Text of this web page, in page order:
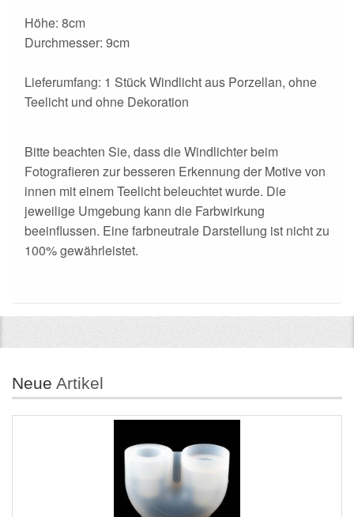
Höhe: 8cm
Durchmesser: 9cm
Lieferumfang: 1 Stück Windlicht aus Porzellan, ohne
Teelicht und ohne Dekoration
Bitte beachten Sie, dass die Windlichter beim
Fotografieren zur besseren Erkennung der Motive von
innen mit einem Teelicht beleuchtet wurde. Die
jeweilige Umgebung kann die Farbwirkung
beeinflussen. Eine farbneutrale Darstellung ist nicht zu
100% gewährleistet.
Neue Artikel